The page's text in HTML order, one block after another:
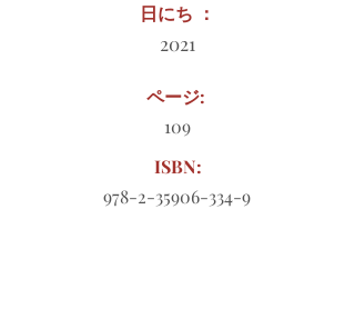
日にち ：
2021
ページ:
109
ISBN:
978-2-35906-334-9